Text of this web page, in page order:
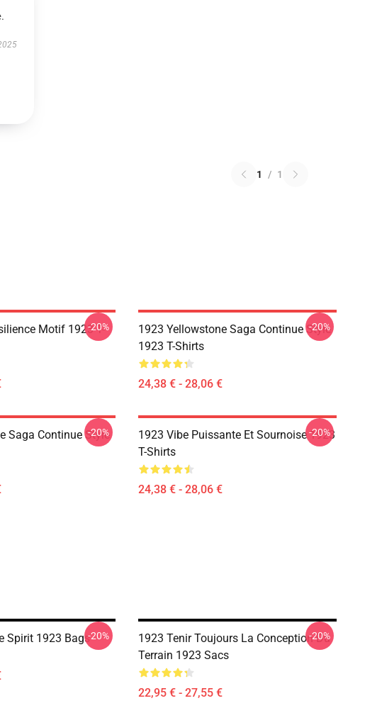
1 / 1
Motif 1923 T-
-20%
1923 Yellowstone Saga Continue Style
1923 T-Shirts
24,38 € - 28,06 €
-20%
Saga Continue Style
-20%
1923 Vibe Puissante Et Sournoise 1923
T-Shirts
24,38 € - 28,06 €
-20%
Spirit 1923 Bags-20%
1923 Tenir Toujours La Conception Du
Terrain 1923 Sacs
22,95 € - 27,55 €
-20%